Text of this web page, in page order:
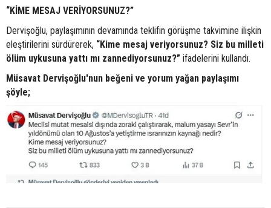
“KİME MESAJ VERİYORSUNUZ?”
Dervişoğlu, paylaşımının devamında teklifin görüşme takvimine ilişkin
eleştirilerini sürdürerek, “Kime mesaj veriyorsunuz? Siz bu milleti
ölüm uykusuna yattı mı zannediyorsunuz?” ifadelerini kullandı.
Müsavat Dervişoğlu'nun beğeni ve yorum yağan paylaşımı
şöyle;